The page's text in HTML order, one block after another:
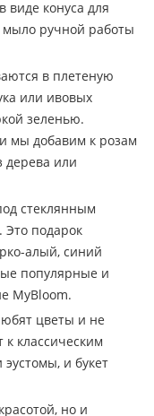
виде конуса для
мыло ручной работы
в плетеную
или ивовых
зеленью.
мы добавим к розам
дерева или
стеклянным
Это подарок
алый, синий
популярные и
MyBloom.
цветы и не
к классическим
и букет
но и